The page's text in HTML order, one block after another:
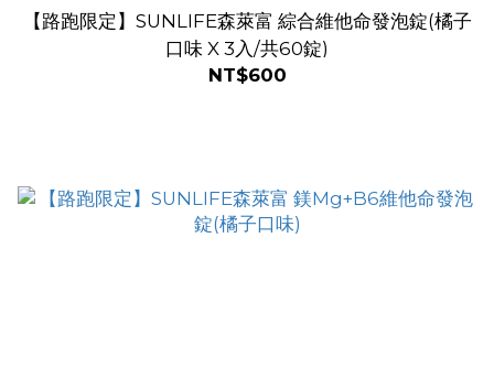
【路跑限定】SUNLIFE森萊富 綜合維他命發泡錠(橘子
口味 X 3入/共60錠)
NT$600